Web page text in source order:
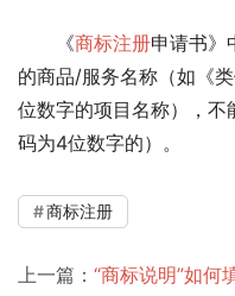
《商标注册申请书》
的商品/服务名称（如《
位数字的项目名称），不
码为4位数字的）。
商标注册
上一篇： “商标说明”如何